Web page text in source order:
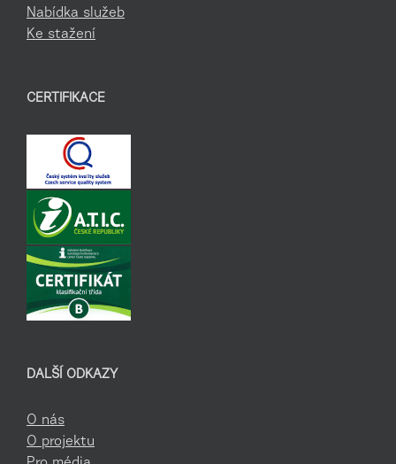
Nabídka služeb
Ke stažení
CERTIFIKACE
DALŠÍ ODKAZY
O nás
O projektu